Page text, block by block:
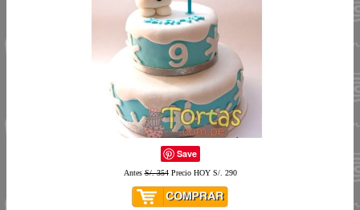
Save
AntesS/. 354Precio HOY S/. 290